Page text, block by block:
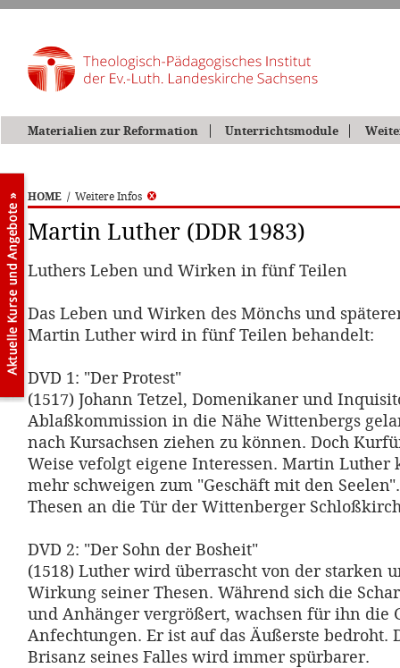
Materialien zur Reformation Unterrichtsmodule
HOME / Weitere Infos
Martin Luther (DDR 1983)
Luthers Leben und Wirken in fünf Teilen
Das Leben und Wirken des Mönchs und
Martin Luther wird in fünf Teilen behandelt:
DVD 1: "Der Protest"
(1517) Johann Tetzel, Domenikaner und
Ablaßkommission in die Nähe Wittenbergs
nach Kursachsen ziehen zu können. Doch
Weise vefolgt eigene Interessen. Martin Luther
mehr schweigen zum "Geschäft mit den
Thesen an die Tür der Wittenberger
DVD 2: "Der Sohn der Bosheit"
(1518) Luther wird überrascht von der starken
Wirkung seiner Thesen. Während sich die
und Anhänger vergrößert, wachsen für ihn die
Anfechtungen. Er ist auf das Äußerste bedroht.
Brisanz seines Falles wird immer spürbarer.